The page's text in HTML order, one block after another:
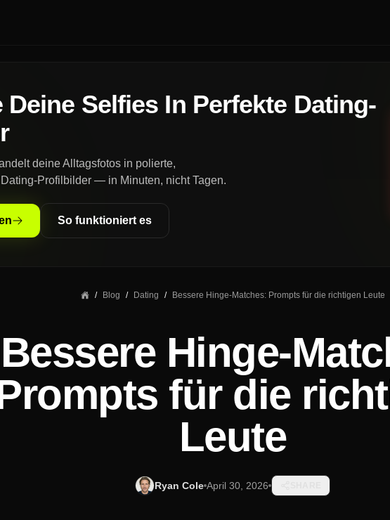
Deine Selfies In Perfekte Dating-
deine Alltagsfotos in polierte,
Profilbilder — in Minuten, nicht Tagen.
So funktioniert es
/ Blog / Dating / Bessere Hinge-Matches: Prompts für die richtigen Leute
Bessere Hinge-
für die
Leute
Ryan Cole April 30, 2026